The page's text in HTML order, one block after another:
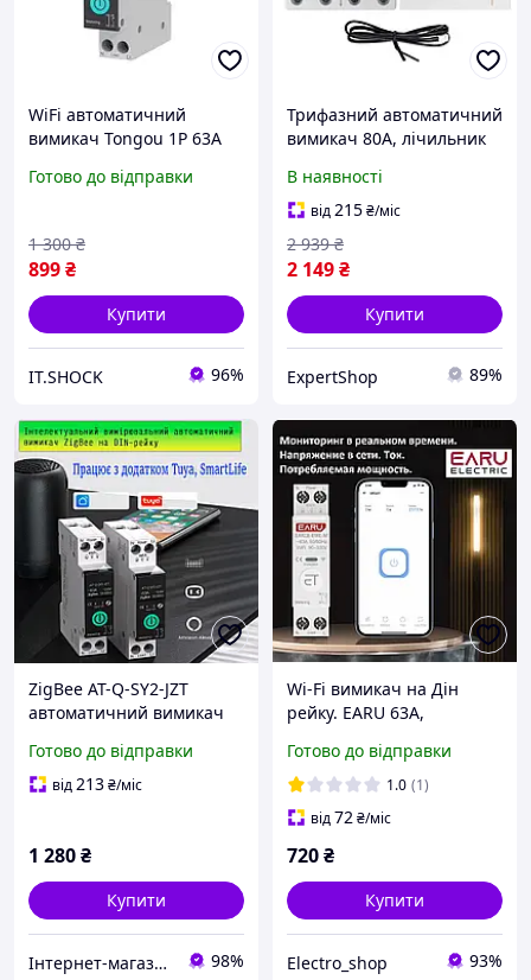
WiFi автоматичний
вимикач Tongou 1P 63А
лічильник кВтг
Готово до відправки
899₴
1 300 ₴
Купити
IT.SHOCK 96%
Трифазний автоматичний
вимикач 80А, лічильник
В наявності
від215₴/міс
2 149₴
2 939 ₴
Купити
ExpertShop 89%
ZigBee AT-Q-SY2-JZT
автоматичний вимикач
однофазний + лічильник
кВт/год
Готово до відправки
від213₴/міс
1 280₴
Купити
Інтернет-магазин Електроніки 98%
Wi-Fi вимикач на Дін
рейку. EARU 63A,
Ewelink автоматичний
Готово до відправки
1.0 (1)
від72₴/міс
720₴
Купити
Electro_shop 93%